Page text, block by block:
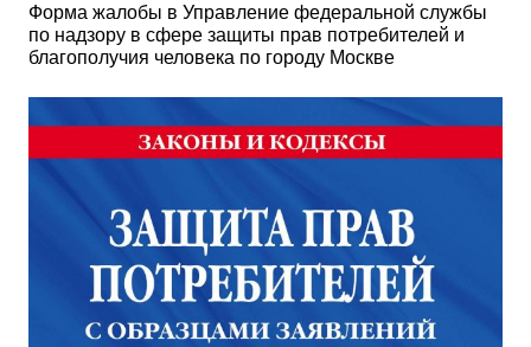
Форма жалобы в Управление федеральной службы
по надзору в сфере защиты прав потребителей и
благополучия человека по городу Москве